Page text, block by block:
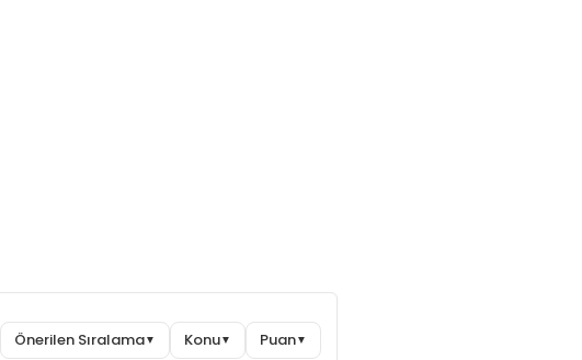
Önerilen Sıralama▼ Konu▼ Puan▼